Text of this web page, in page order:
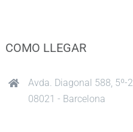
COMO LLEGAR
Avda. Diagonal 588, 5º-
08021 - Barcelona